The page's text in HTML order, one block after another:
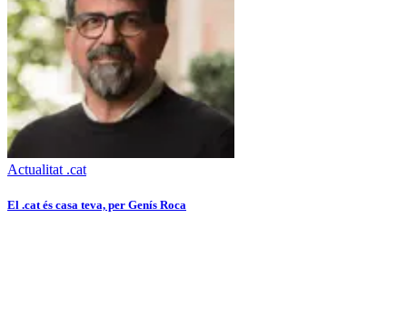
Actualitat .cat
El .cat és casa teva, per Genís Roca